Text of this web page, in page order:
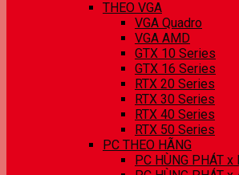
THEO VGA
VGA Quadro
VGA AMD
GTX 10 Series
GTX 16 Series
RTX 20 Series
RTX 30 Series
RTX 40 Series
RTX 50 Series
PC THEO HÃNG
PC HÙNG PHÁT x